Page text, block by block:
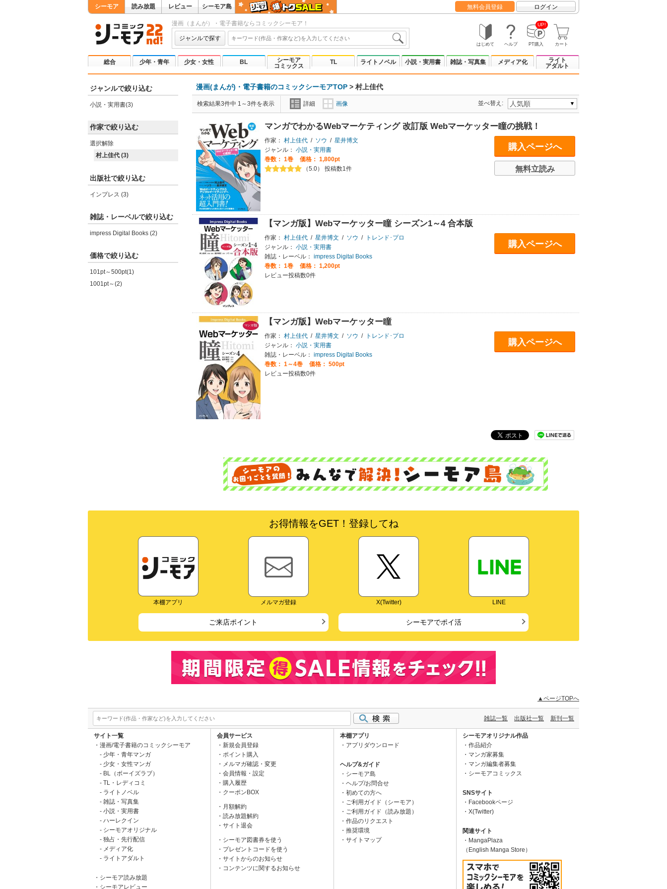
シーモア 読み放題 レビュー シーモア島 無料会員登録 ログイン
漫画（まんが）・電子書籍ならコミックシーモア！
ジャンルで探す
はじめて ヘルプ
UP!
PT購入 カート
総合 少年・青年 少女・女性 BL
シーモア
コミックス
TL ライトノベル 小説・実用書 雑誌・写真集 メディア化
ライト
アダルト
ジャンルで絞り込む
小説・実用書(3)
作家で絞り込む
選択解除
村上佳代 (3)
出版社で絞り込む
インプレス (3)
雑誌・レーベルで絞り込む
impress Digital Books (2)
価格で絞り込む
101pt～500pt(1)
1001pt～(2)
漫画(まんが)・電子書籍のコミックシーモアTOP > 村上佳代
検索結果3件中 1～3件を表示 詳細 画像 並べ替え:
マンガでわかるWebマーケティング 改訂版 Webマーケッター瞳の挑戦！
作家： 村上佳代 / ソウ / 星井博文
ジャンル： 小説・実用書
巻数： 1巻
価格： 1,800pt
（5.0） 投稿数1件
購入ページへ
無料立読み
【マンガ版】Webマーケッター瞳 シーズン1～4 合本版
作家： 村上佳代 / 星井博文 / ソウ /
トレンド･プロ
ジャンル： 小説・実用書
雑誌・レーベル： impress Digital Books
巻数： 1巻
価格： 1,200pt
レビュー投稿数0件
購入ページへ
【マンガ版】Webマーケッター瞳
作家： 村上佳代 / 星井博文 / ソウ /
トレンド･プロ
ジャンル： 小説・実用書
雑誌・レーベル： impress Digital Books
巻数： 1～4巻
価格： 500pt
レビュー投稿数0件
購入ページへ
お得情報をGET！登録してね
本棚アプリ メルマガ登録 X(Twitter) LINE
ご来店ポイント シーモアでポイ活
▲ページTOPへ
雑誌一覧 出版社一覧 新刊一覧
サイト一覧
漫画/電子書籍のコミックシーモア
少年・青年マンガ
少女・女性マンガ
BL（ボーイズラブ）
TL・レディコミ
ライトノベル
雑誌・写真集
小説・実用書
ハーレクイン
シーモアオリジナル
独占・先行配信
メディア化
ライトアダルト
シーモア読み放題
シーモアレビュー
会員サービス
新規会員登録
ポイント購入
メルマガ確認・変更
会員情報・設定
購入履歴
クーポンBOX
月額解約
読み放題解約
サイト退会
シーモア図書券を使う
プレゼントコードを使う
サイトからのお知らせ
コンテンツに関するお知らせ
本棚アプリ
アプリダウンロード
ヘルプ&ガイド
シーモア島
ヘルプ/お問合せ
初めての方へ
ご利用ガイド（シーモア）
ご利用ガイド（読み放題）
作品のリクエスト
推奨環境
サイトマップ
シーモアオリジナル作品
作品紹介
マンガ家募集
マンガ編集者募集
シーモアコミックス
SNSサイト
Facebookページ
X(Twitter)
関連サイト
MangaPlaza
（English Manga Store）